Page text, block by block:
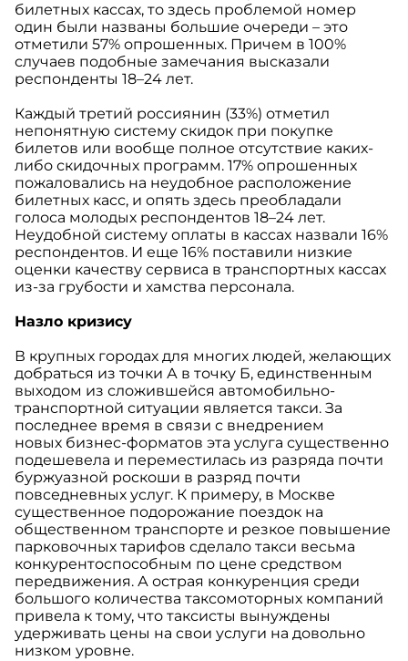
билетных кассах, то здесь проблемой номер
один были названы большие очереди – это
отметили 57% опрошенных. Причем в 100%
случаев подобные замечания высказали
респонденты 18–24 лет.
Каждый третий россиянин (33%) отметил
непонятную систему скидок при покупке
билетов или вообще полное отсутствие каких-
либо скидочных программ. 17% опрошенных
пожаловались на неудобное расположение
билетных касс, и опять здесь преобладали
голоса молодых респондентов 18–24 лет.
Неудобной систему оплаты в кассах назвали 16%
респондентов. И еще 16% поставили низкие
оценки качеству сервиса в транспортных кассах
из-за грубости и хамства персонала.
Назло кризису
В крупных городах для многих людей, желающих
добраться из точки А в точку Б, единственным
выходом из сложившейся автомобильно-
транспортной ситуации является такси. За
последнее время в связи с внедрением
новых бизнес-форматов эта услуга существенно
подешевела и переместилась из разряда почти
буржуазной роскоши в разряд почти
повседневных услуг. К примеру, в Москве
существенное подорожание поездок на
общественном транспорте и резкое повышение
парковочных тарифов сделало такси весьма
конкурентоспособным по цене средством
передвижения. А острая конкуренция среди
большого количества таксомоторных компаний
привела к тому, что таксисты вынуждены
удерживать цены на свои услуги на довольно
низком уровне.